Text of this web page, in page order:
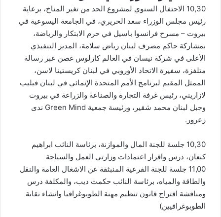
10,30 الاحتفال السنوي لمشروع الحد من تغير المناخ، برعاية
رئيس مجلس الوزراء سعد الحريري، في الجامعة اليسوعية في
بيروت – مسرح فرانسوا باسيل في حرم الابتكار والرياضة،
بمشاركة حاكم مصرف لبنان رياض سلامة، المدير التنفيذي
الأعلى في شركة نيسان في العالم كارلوس غصن عبر رسالة
متلفزة، سفيرة الاتحاد الأوروبي في لبنان كريستينا لاسن،
الممثل المقيم لبرنامج الأمم المتحدة الإنمائي في لبنان فيليب
لازاريني، رئيس غرفة التجارة والصناعة والزراعة في بيروت
وجبل لبنان محمد شقير، ورئيسة جمعية Green Mind ندى
زعرور.
10,30 جلسة للجنة المال والموازنة، برئاسة النائب ابراهيم
كنعان، درس واقرار اعتمادات وزارتي العمل والسياحة
11,00 جلسة للجنة الفرعية المنبثقة عن الاشغال العامة والنقل
والطاقة والمياه، برئاسة النائب حكمت ديب، والمكلفة درس
ومناقشة اقتراح قانون تنظيم مهنة الطوبوغرافيا وانشاء نقابة
الطوبوغرافيين)